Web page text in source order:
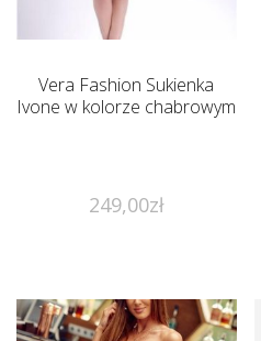
Vera Fashion Sukienka
Ivone w kolorze chabrowym
249,00zł